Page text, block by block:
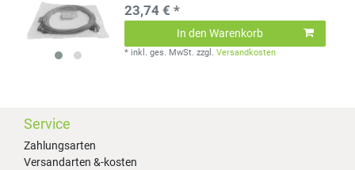
23,74 € *
In den Warenkorb
* inkl. ges. MwSt. zzgl.Versandkosten
Service
Zahlungsarten
Versandarten &-kosten